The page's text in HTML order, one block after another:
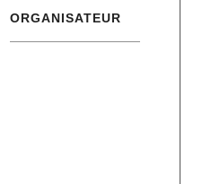
ORGANISATEUR